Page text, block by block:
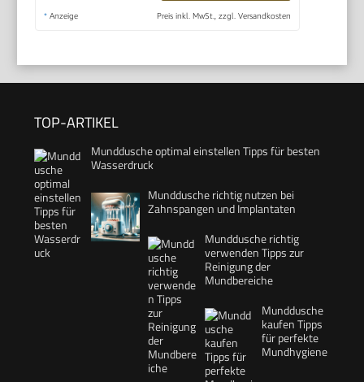
* Anzeige Preis inkl. MwSt., zzgl. Versandkosten
TOP-ARTIKEL
Munddusche optimal einstellen Tipps für besten
Wasserdruck
Munddusche richtig nutzen bei
Zahnspangen und Implantaten
Munddusche richtig
verwenden Tipps zur
Reinigung der
Mundbereiche
Munddusche
kaufen Tipps
für perfekte
Mundhygiene